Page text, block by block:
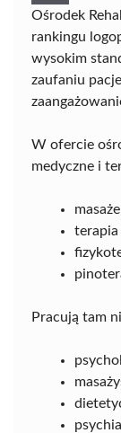
Ośrodek
rankingu
wysokim
zaufaniu
W ofercie
medyczne i
terapia
Pracują tam